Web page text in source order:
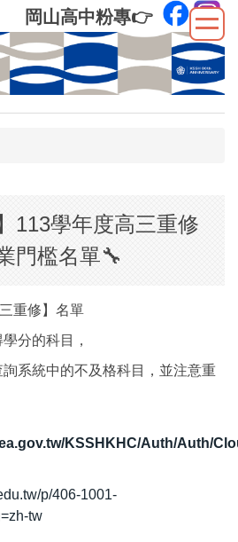
岡山高中粉專👉
113學年度高三重修
門檻名單🔧
重修】名單
分的科目，
系統中的不及格科目，並注意重
KSSHKHC/Auth/Auth/
p/406-1001-
tw